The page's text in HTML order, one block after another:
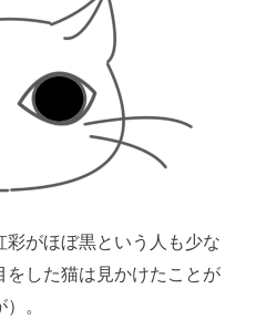
彩がほぼ黒という人も少な
をした猫は見かけたことが
。